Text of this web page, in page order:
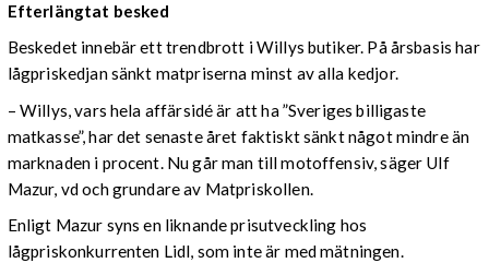
Efterlängtat besked
Beskedet innebär ett trendbrott i Willys butiker. På årsbasis har
lågpriskedjan sänkt matpriserna minst av alla kedjor.
– Willys, vars hela affärsidé är att ha ”Sveriges billigaste
matkasse”, har det senaste året faktiskt sänkt något mindre än
marknaden i procent. Nu går man till motoffensiv, säger Ulf
Mazur, vd och grundare av Matpriskollen.
Enligt Mazur syns en liknande prisutveckling hos
lågpriskonkurrenten Lidl, som inte är med mätningen.